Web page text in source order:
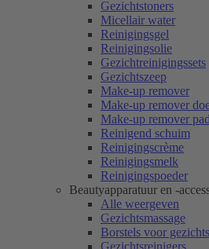
Gezichtstoners
Micellair water
Reinigingsgel
Reinigingsolie
Gezichtreinigingssets
Gezichtszeep
Make-up remover
Make-up remover
Make-up remover
Reinigend schuim
Reinigingscrème
Reinigingsmelk
Reinigingspoeder
Beautyapparatuur en -
Alle weergeven
Gezichtsmassage
Borstels voor
Gezichtsreinigers